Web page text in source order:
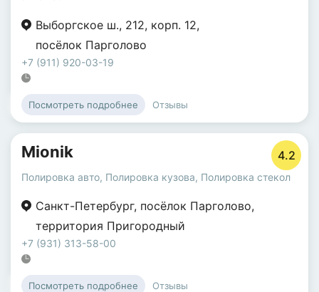
Выборгское ш., 212, корп. 12,
посёлок Парголово
+7 (911) 920-03-19
Посмотреть подробнее Отзывы
Mionik 4.2
Полировка авто, Полировка кузова, Полировка стекол
Санкт-Петербург, посёлок Парголово,
территория Пригородный
+7 (931) 313-58-00
Посмотреть подробнее Отзывы